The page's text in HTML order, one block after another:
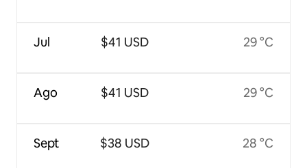
Jul
Ago
Sept
$41 USD
$41 USD
$38 USD
29 °C
29 °C
28 °C